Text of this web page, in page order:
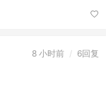
8 小时前 / 6回复